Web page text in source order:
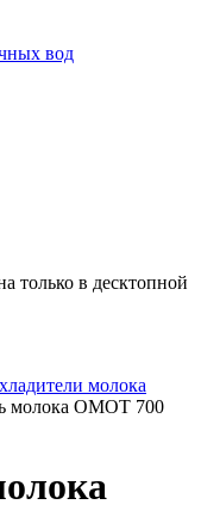
вод
только в десктопной
молока
молока ОМОТ 700